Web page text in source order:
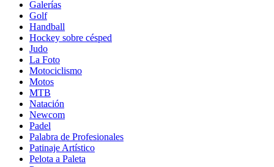
Galerías
Golf
Handball
Hockey sobre césped
Judo
La Foto
Motociclismo
Motos
MTB
Natación
Newcom
Padel
Palabra de Profesionales
Patinaje Artístico
Pelota a Paleta